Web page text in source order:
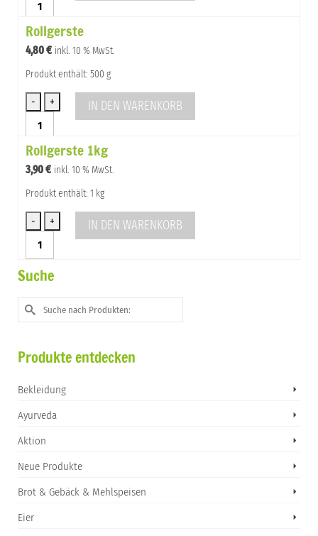
500
g
Menge
Rollgerste
4,80€ inkl. 10 % MwSt.
Produkt enthält: 500 g
Menge
IN DEN WARENKORB
Rollgerste 1kg
3,90€ inkl. 10 % MwSt.
Produkt enthält: 1 kg
Menge
IN DEN WARENKORB
Suche
Suche
nach:
Produkte entdecken
Bekleidung
Ayurveda
Aktion
Neue Produkte
Brot & Gebäck & Mehlspeisen
Eier